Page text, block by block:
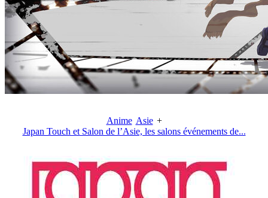
Anime Asie +
Japan Touch et Salon de l’Asie, les salons événements de...